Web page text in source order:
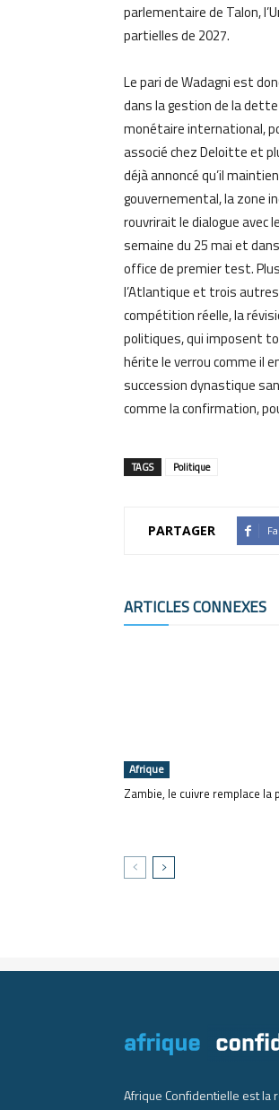
parlementaire de Talon,
partielles de 2027.
Le pari de Wadagni est
dans la gestion de la
monétaire international,
associé chez Deloitte et
déjà annoncé qu’il
gouvernemental, la zone
rouvrirait le dialogue avec
semaine du 25 mai et
office de premier test.
l’Atlantique et trois
compétition réelle, la
politiques, qui imposent
hérite le verrou comme il
succession dynastique
comme la confirmation,
TAGS Politique
PARTAGER
ARTICLES CONNEXES
Afrique
Zambie, le cuivre remplace la
Afrique Confidentielle est